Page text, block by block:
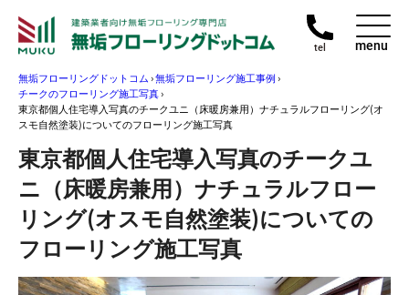
tel menu
無垢フローリングドットコム›無垢フローリング施工事例›
チークのフローリング施工写真›
東京都個人住宅導入写真のチークユニ（床暖房兼用）ナチュラルフローリング(オ
スモ自然塗装)についてのフローリング施工写真
東京都個人住宅導入写真のチークユ
ニ（床暖房兼用）ナチュラルフロー
リング(オスモ自然塗装)についての
フローリング施工写真